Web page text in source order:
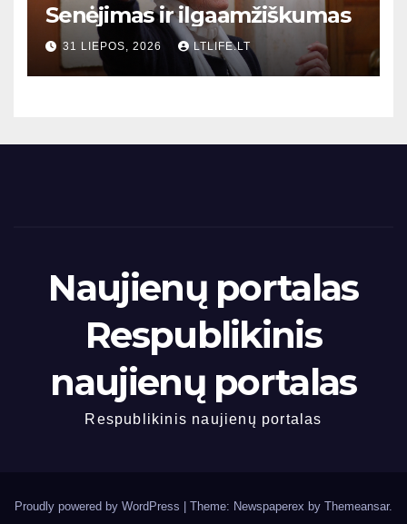
Senėjimas ir ilgaamžiškumas
31 LIEPOS, 2026 LTLIFE.LT
Naujienų portalas
Respublikinis
naujienų portalas
Respublikinis naujienų portalas
Proudly powered by WordPress Theme: Newspaperex by Themeansar.